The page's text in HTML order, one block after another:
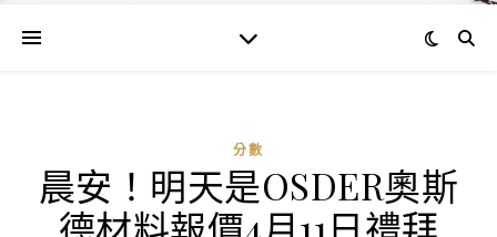
分數
晨安！明天是OSDER奧斯
德材料報價4月11日禮拜